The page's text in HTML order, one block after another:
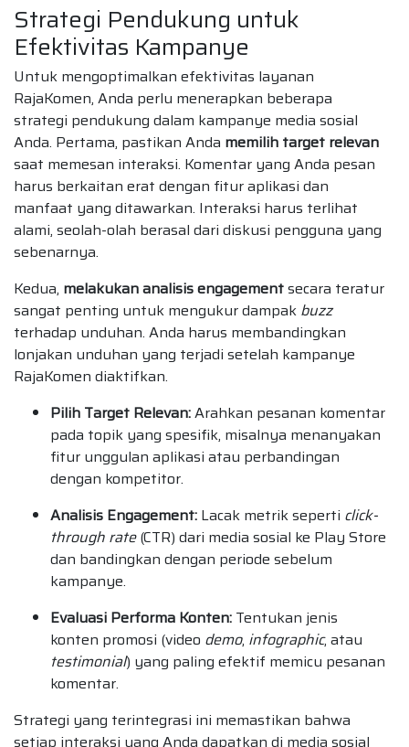
Strategi Pendukung untuk
Efektivitas Kampanye
Untuk mengoptimalkan efektivitas layanan
RajaKomen, Anda perlu menerapkan beberapa
strategi pendukung dalam kampanye media sosial
Anda. Pertama, pastikan Anda memilih target relevan
saat memesan interaksi. Komentar yang Anda pesan
harus berkaitan erat dengan fitur aplikasi dan
manfaat yang ditawarkan. Interaksi harus terlihat
alami, seolah-olah berasal dari diskusi pengguna yang
sebenarnya.
Kedua, melakukan analisis engagementsecara teratur
sangat penting untuk mengukur dampak buzz
terhadap unduhan. Anda harus membandingkan
lonjakan unduhan yang terjadi setelah kampanye
RajaKomen diaktifkan.
Pilih Target Relevan:Arahkan pesanan komentar
pada topik yang spesifik, misalnya menanyakan
fitur unggulan aplikasi atau perbandingan
dengan kompetitor.
Analisis Engagement: Lacak metrik seperti click-
through rate(CTR) dari media sosial ke Play Store
dan bandingkan dengan periode sebelum
kampanye.
Evaluasi Performa Konten: Tentukan jenis
konten promosi (video demo, infographic, atau
testimonial) yang paling efektif memicu pesanan
komentar.
Strategi yang terintegrasi ini memastikan bahwa
setiap interaksi yang Anda dapatkan di media sosial